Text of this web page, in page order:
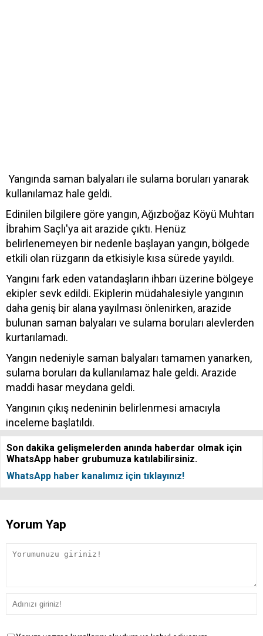
Yangında saman balyaları ile sulama boruları yanarak
kullanılamaz hale geldi.
Edinilen bilgilere göre yangın, Ağızboğaz Köyü Muhtarı
İbrahim Saçlı'ya ait arazide çıktı. Henüz
belirlenemeyen bir nedenle başlayan yangın, bölgede
etkili olan rüzgarın da etkisiyle kısa sürede yayıldı.
Yangını fark eden vatandaşların ihbarı üzerine bölgeye
ekipler sevk edildi. Ekiplerin müdahalesiyle yangının
daha geniş bir alana yayılması önlenirken, arazide
bulunan saman balyaları ve sulama boruları alevlerden
kurtarılamadı.
Yangın nedeniyle saman balyaları tamamen yanarken,
sulama boruları da kullanılamaz hale geldi. Arazide
maddi hasar meydana geldi.
Yangının çıkış nedeninin belirlenmesi amacıyla
inceleme başlatıldı.
Son dakika gelişmelerden anında haberdar olmak için
WhatsApp haber grubumuza katılabilirsiniz.
WhatsApp haber kanalımız için tıklayınız!
Yorum Yap